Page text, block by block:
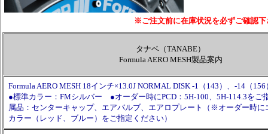
※ご注文前に在庫状況を必ずご確認下
タナベ（TANABE）
Formula AERO MESH製品案内
Formula AERO MESH 18インチ×13.0J NORMAL DISK -1（143）、-14（156
●標準カラー：FMシルバー ●オーダー時にPCD：5H-100、5H-114.3を
属品：センターキャップ、エアバルブ、エアロプレート（※オーダー時に
カラー（レッド、ブルー）をご指定ください）